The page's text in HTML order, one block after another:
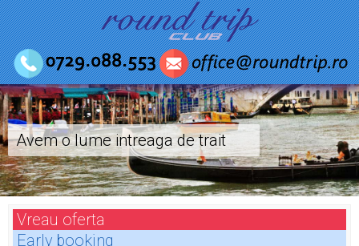
Avem o lume intreaga de trait
Vreau oferta
Early booking